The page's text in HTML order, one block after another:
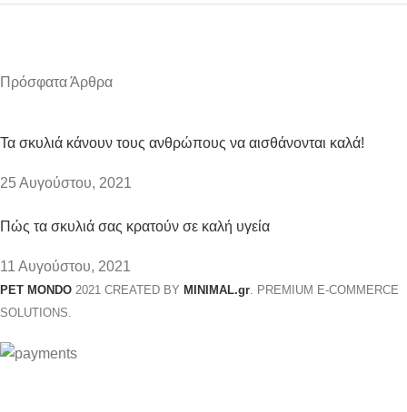
Πρόσφατα Άρθρα
Τα σκυλιά κάνουν τους ανθρώπους να αισθάνονται καλά!
25 Αυγούστου, 2021
Πώς τα σκυλιά σας κρατούν σε καλή υγεία
11 Αυγούστου, 2021
PET MONDO 2021 CREATED BY MINIMAL.gr. PREMIUM E-COMMERCE
SOLUTIONS.